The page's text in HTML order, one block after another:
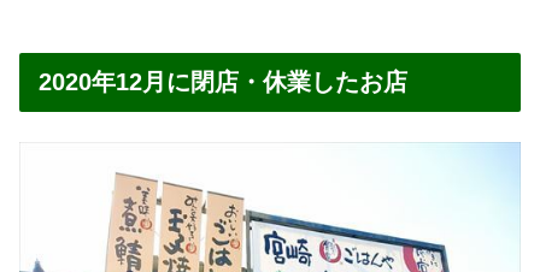
2020年12月に閉店・休業したお店